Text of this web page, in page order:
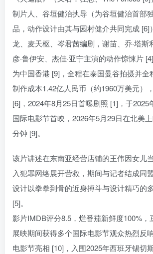
制片人、谷垣健治执导（为谷垣健治首部
品，动作设计由其与园村健介共同完成 [6]
龙、麦天枢、岑君茜编剧，谢苗、乔·塔斯
彦·鲁伊安、杰佳·亚宁主演的动作惊悚片
为中国香港 [9]，全程在泰国曼谷拍摄并全
制作成本1.42亿人民币（约1960万美元）
[6]，2024年8月25日首曝剧照 [1]，于2025
国际电影节首映，2026年5月29日在北美
分钟 [9]。
该片讲述在东南亚经营店铺的王伟因女儿
入犯罪网络展开营救，期间与记者结成同
设计以拳拳到骨的近身搏斗与设计精巧的
[5]。
影片IMDB评分8.5，烂番茄新鲜度100%，
展映期间获得多个国际电影节观众热烈反
电影节亮相 [10]，入围2025年西班牙锡切